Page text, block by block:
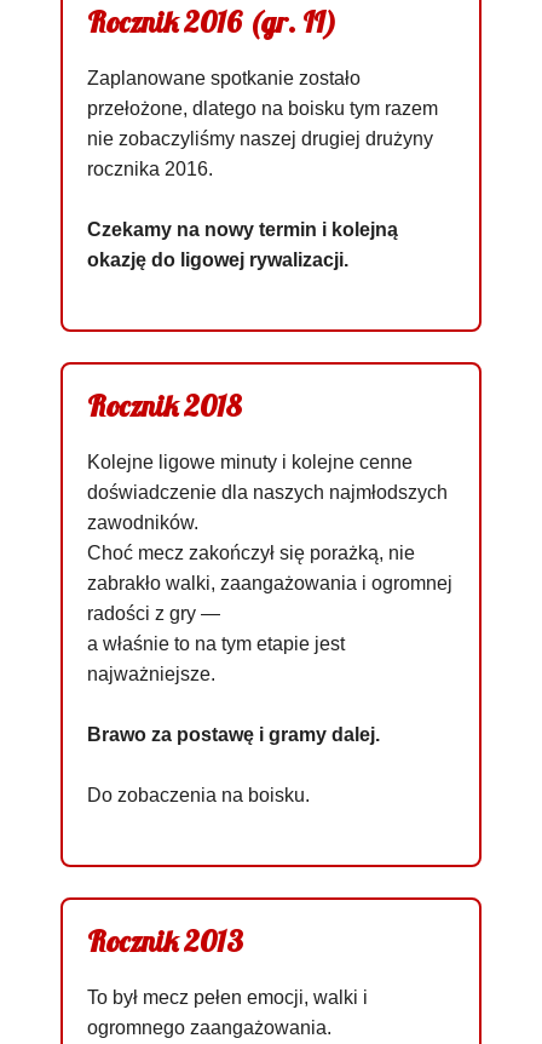
Rocznik 2016 (gr. II)
Zaplanowane spotkanie zostało
przełożone, dlatego na boisku tym razem
nie zobaczyliśmy naszej drugiej drużyny
rocznika 2016.
Czekamy na nowy termin i kolejną
okazję do ligowej rywalizacji.
Rocznik 2018
Kolejne ligowe minuty i kolejne cenne
doświadczenie dla naszych najmłodszych
zawodników.
Choć mecz zakończył się porażką, nie
zabrakło walki, zaangażowania i ogromnej
radości z gry —
a właśnie to na tym etapie jest
najważniejsze.
Brawo za postawę i gramy dalej.
Do zobaczenia na boisku.
Rocznik 2013
To był mecz pełen emocji, walki i
ogromnego zaangażowania.